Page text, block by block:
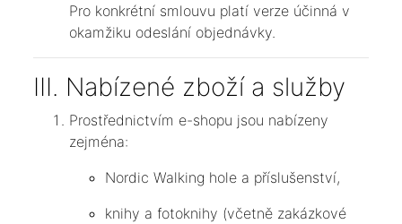
Pro konkrétní smlouvu platí verze účinná v
okamžiku odeslání objednávky.
III. Nabízené zboží a služby
Prostřednictvím e-shopu jsou nabízeny
zejména:
Nordic Walking hole a příslušenství,
knihy a fotoknihy (včetně zakázkové